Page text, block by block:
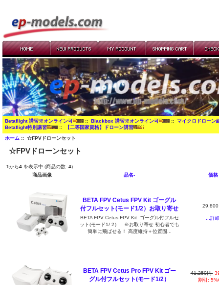
Betaflight 講習※オンライン可 :: Blackbox 講習※オンライン可 :: マイクロドローン
Betaflight特別講習
:: 【二等国家資格】ドローン講習
ホーム:: ☆FPVドローンセット
☆FPVドローンセット
1から4 を表示中 (商品の数: 4)
商品画像
品名- 価格
BETA FPV Cetus FPV Kit ゴーグル
付フルセット(モード1/2）お取り寄せ
BETA FPV Cetus FPV Kit ゴーグル付フルセ
ット(モード1/ 2） ※お取り寄せ 初心者でも
簡単に飛ばせる！ 高度維持＋位置固...
29,800
...詳
BETA FPV Cetus Pro FPV Kit ゴー
グル付フルセット(モード1/2）
41,250円
割引: